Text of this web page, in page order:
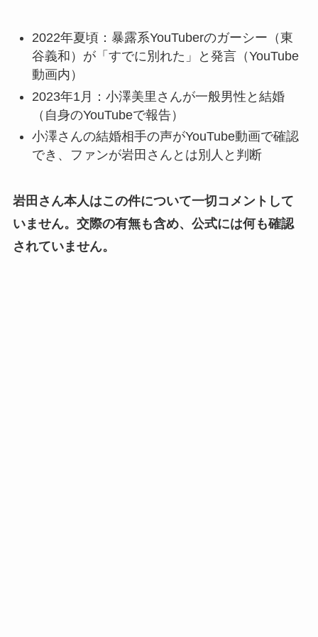
2022年夏頃：暴露系YouTuberのガーシー（東
谷義和）が「すでに別れた」と発言（YouTube
動画内）
2023年1月：小澤美里さんが一般男性と結婚
（自身のYouTubeで報告）
小澤さんの結婚相手の声がYouTube動画で確認
でき、ファンが岩田さんとは別人と判断
岩田さん本人はこの件について一切コメントして
いません。交際の有無も含め、公式には何も確認
されていません。